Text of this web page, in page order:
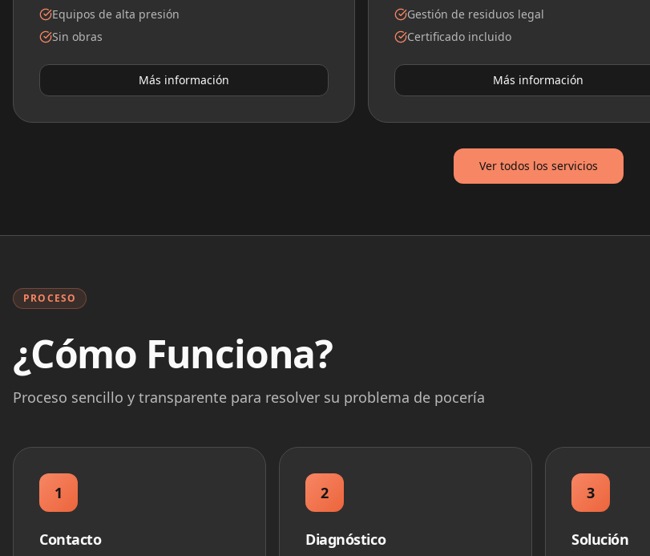
Equipos de alta presión
Sin obras
Más información
Gestión de residuos legal
Certificado incluido
Más información
Ver todos los servicios
PROCESO
¿Cómo Funciona?
Proceso sencillo y transparente para resolver su problema de pocería
1
Contacto
2
Diagnóstico
3
Solución